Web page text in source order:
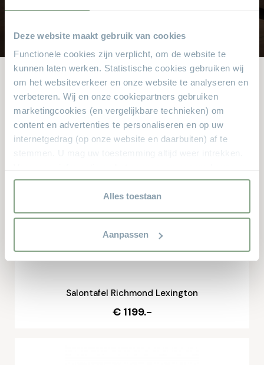
Deze website maakt gebruik van cookies
Functionele cookies zijn verplicht, om de website te
kunnen laten werken. Statistische cookies gebruiken wij
om het websiteverkeer en onze website te analyseren en
verbeteren. Wij en onze cookiepartners gebruiken
marketingcookies (en vergelijkbare technieken) om
content en advertenties te personaliseren en op uw
internetgedrag (op onze website en daarbuiten) af te
onze website verwijzen wij u naar onze
Alles toestaan
Aanpassen
Andere bekeken ook
Dit zijn de producten waar anderen naar zochten. Zit er iets
Salontafel Richmond Lexington
€ 1199.-